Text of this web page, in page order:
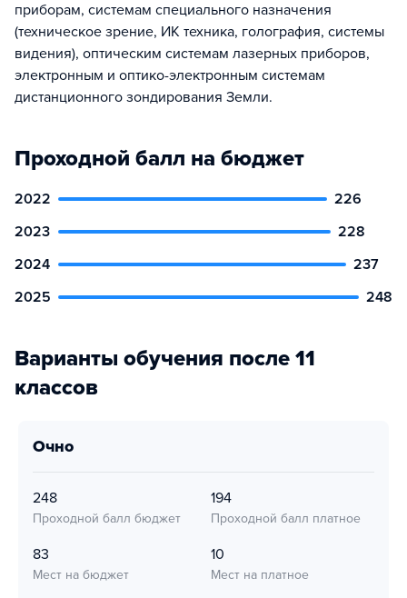
приборам, системам специального назначения
(техническое зрение, ИК техника, голография, системы
видения), оптическим системам лазерных приборов,
электронным и оптико-электронным системам
дистанционного зондирования Земли.
Проходной балл на бюджет
2022
226
2023
228
2024
237
2025
248
Варианты обучения после 11
классов
очно
248
Проходной балл бюджет
194
Проходной балл платное
83
Мест на бюджет
10
Мест на платное